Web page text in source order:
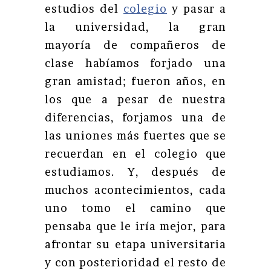
estudios del colegio y pasar a
la universidad, la gran
mayoría de compañeros de
clase habíamos forjado una
gran amistad; fueron años, en
los que a pesar de nuestra
diferencias, forjamos una de
las uniones más fuertes que se
recuerdan en el colegio que
estudiamos. Y, después de
muchos acontecimientos, cada
uno tomo el camino que
pensaba que le iría mejor, para
afrontar su etapa universitaria
y con posterioridad el resto de